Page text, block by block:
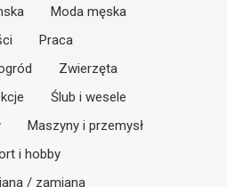
Moda męska
Praca
Zwierzęta
Ślub i wesele
Maszyny i przemysł
i hobby
/ zamiana